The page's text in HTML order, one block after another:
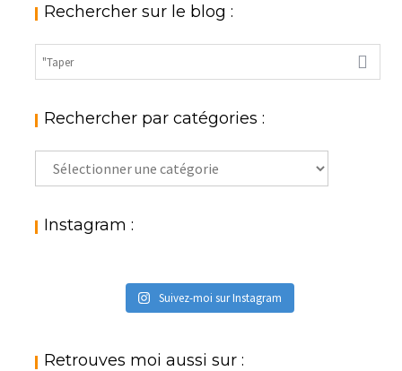
Rechercher sur le blog :
Rechercher par catégories :
Rechercher
par
: Instagram :
Suivez-moi sur Instagram
Retrouves moi aussi sur :